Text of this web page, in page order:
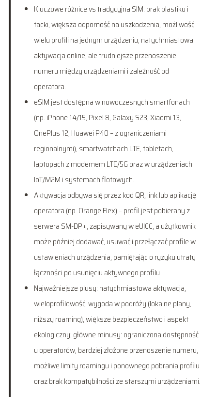
Kluczowe różnice vs tradycyjna SIM: brak plastiku i
tacki, większa odporność na uszkodzenia, możliwość
wielu profili na jednym urządzeniu, natychmiastowa
aktywacja online, ale trudniejsze przenoszenie
numeru między urządzeniami i zależność od
operatora.
eSIM jest dostępna w nowoczesnych smartfonach
(np. iPhone 14/15, Pixel 8, Galaxy S23, Xiaomi 13,
OnePlus 12, Huawei P40 – z ograniczeniami
regionalnymi), smartwatchach LTE, tabletach,
laptopach z modemem LTE/5G oraz w urządzeniach
IoT/M2M i systemach flotowych.
Aktywacja odbywa się przez kod QR, link lub aplikację
operatora (np. Orange Flex) – profil jest pobierany z
serwera SM-DP+, zapisywany w eUICC, a użytkownik
może później dodawać, usuwać i przełączać profile w
ustawieniach urządzenia, pamiętając o ryzyku utraty
łączności po usunięciu aktywnego profilu.
Najważniejsze plusy: natychmiastowa aktywacja,
wieloprofilowość, wygoda w podróży (lokalne plany,
niższy roaming), większe bezpieczeństwo i aspekt
ekologiczny; główne minusy: ograniczona dostępność
u operatorów, bardziej złożone przenoszenie numeru,
możliwe limity roamingu i ponownego pobrania profilu
oraz brak kompatybilności ze starszymi urządzeniami.